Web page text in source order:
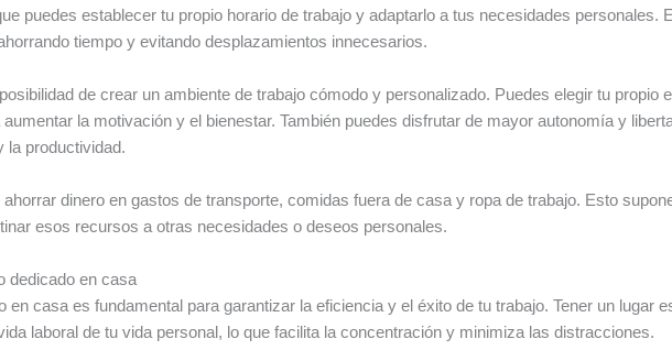
puedes establecer tu propio horario de trabajo y adaptarlo a tus necesidades personales.
tiempo y evitando desplazamientos innecesarios.
de crear un ambiente de trabajo cómodo y personalizado. Puedes elegir tu propio
la motivación y el bienestar. También puedes disfrutar de mayor autonomía y
la productividad.
dinero en gastos de transporte, comidas fuera de casa y ropa de trabajo. Esto
esos recursos a otras necesidades o deseos personales.
dedicado en casa
en casa es fundamental para garantizar la eficiencia y el éxito de tu trabajo. Tener un lugar
laboral de tu vida personal, lo que facilita la concentración y minimiza las distracciones.